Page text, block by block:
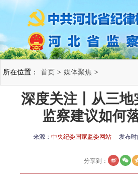
所在位置： 首页 > 媒体聚焦 >
深度关注丨从三地
监察建议如何
来源： 中央纪委国家监委网站 发布时
分享到：